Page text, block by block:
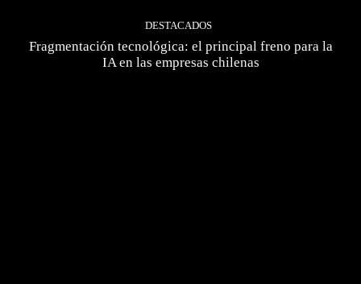
DESTACADOS
Fragmentación tecnológica: el principal freno para la
IA en las empresas chilenas